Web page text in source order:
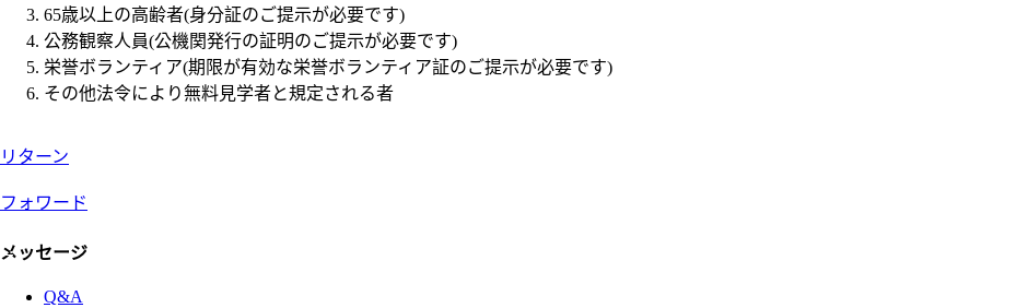
65歳以上の高齢者(身分証のご提示が必要です)
公務観察人員(公機関発行の証明のご提示が必要です)
栄誉ボランティア(期限が有効な栄誉ボランティア証のご提示が必要です)
その他法令により無料見学者と規定される者
リターン
フォワード
:::
メッセージ
Q&A